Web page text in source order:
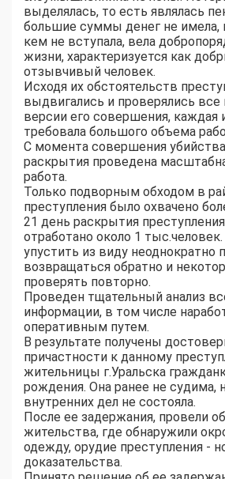
выделялась, то есть являлась
большие суммы денег не имела,
кем не вступала, вела
жизни, характеризуется как
отзывчивый человек.
Исходя их обстоятельств
выдвигались и проверялись
версии его совершения, каждая
требовала большого объема
С момента совершения
раскрытия проведена
работа.
Только подворным обходом в
преступления было охвачено
21 день раскрытия
отработано около 1
упустить из виду неоднократно
возвращаться обратно и
проверять повторно.
Проведен тщательный анализ
информации, в том числе
оперативным путем.
В результате получены
причастности к данному
жительницы г.Уральска
рождения. Она ранее не судима,
внутренних дел не состояла.
После ее задержания, провели
жительства, где обнаружили
одежду, орудие преступления -
доказательства.